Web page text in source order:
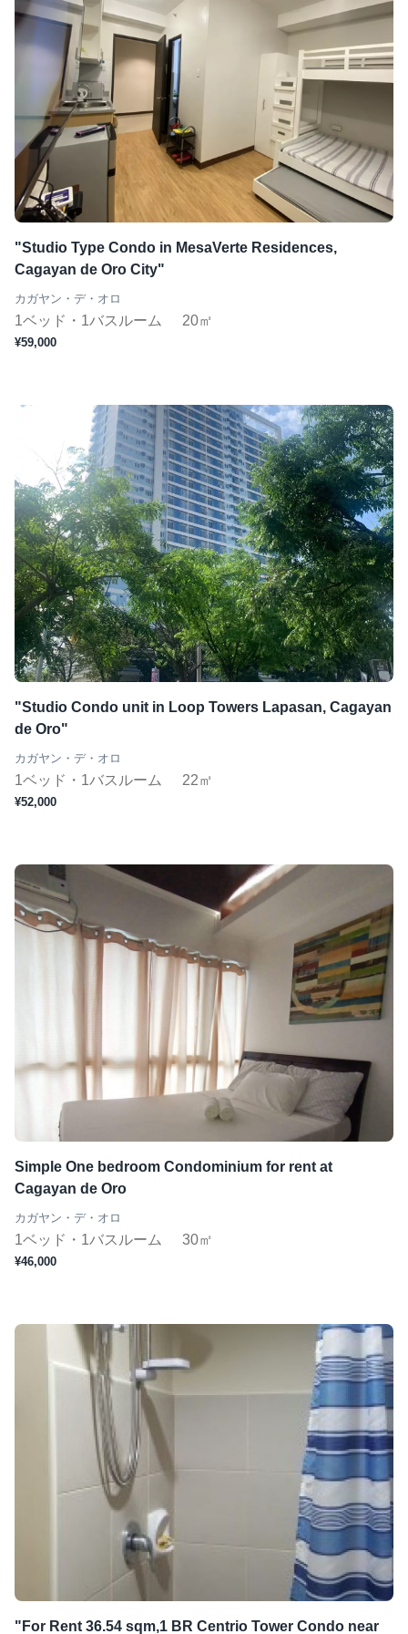
"Studio Type Condo in MesaVerte Residences,
Cagayan de Oro City"
カガヤン・デ・オロ
1ベッド・1バスルーム 20㎡
¥59,000
"Studio Condo unit in Loop Towers Lapasan, Cagayan
de Oro"
カガヤン・デ・オロ
1ベッド・1バスルーム 22㎡
¥52,000
Simple One bedroom Condominium for rent at
Cagayan de Oro
カガヤン・デ・オロ
1ベッド・1バスルーム 30㎡
¥46,000
"For Rent 36.54 sqm,1 BR Centrio Tower Condo near